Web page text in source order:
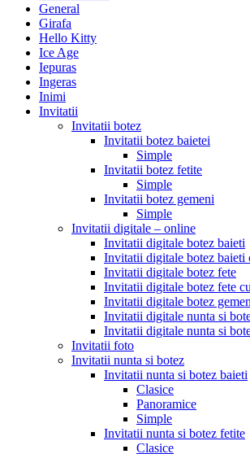
General
Girafa
Hello Kitty
Ice Age
Iepuras
Ingeras
Inimi
Invitatii
Invitatii botez
Invitatii botez baietei
Simple
Invitatii botez fetite
Simple
Invitatii botez gemeni
Simple
Invitatii digitale – online
Invitatii digitale botez baieti
Invitatii digitale botez baieti
Invitatii digitale botez fete
Invitatii digitale botez fete
Invitatii digitale botez
Invitatii digitale nunta si
Invitatii digitale nunta si
Invitatii foto
Invitatii nunta si botez
Invitatii nunta si botez baieti
Clasice
Panoramice
Simple
Invitatii nunta si botez fetite
Clasice